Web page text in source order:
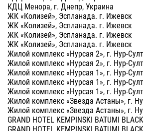
КДЦ Менора, г. Днепр, Украина
ЖК «Колизей», Эспланада. г. Ижевск
ЖК «Колизей», Эспланада. г. Ижевск
ЖК «Колизей», Эспланада. г. Ижевск
ЖК «Колизей», Эспланада. г. Ижевск
Жилой комплекс «Нурсая 2», г. Нур-
Жилой комплекс «Нурсая 2», г. Нур-
Жилой комплекс «Нурсая 1», г. Нур-
Жилой комплекс «Нурсая 1», г. Нур-
Жилой комплекс «Нурсая 1», г. Нур-
Жилой комплекс «Звезда Астаны», г.
Жилой комплекс «Звезда Астаны», г.
GRAND HOTEL KEMPINSKI BATUMI
GRAND HOTEL KEMPINSKI BATUMI